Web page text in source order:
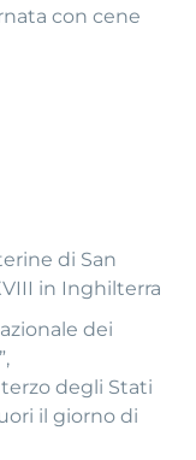
con cene
di San
in Inghilterra
dei
degli Stati
il giorno di